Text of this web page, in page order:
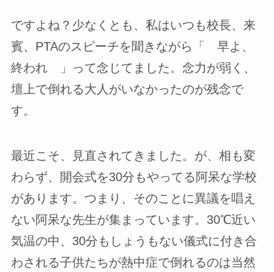
ですよね？少なくとも、私はいつも校長、来
賓、PTAのスピーチを聞きながら「 早よ、
終われ 」って念じてました。念力が弱く、
壇上で倒れる大人がいなかったのが残念で
す。
最近こそ、見直されてきました。が、相も変
わらず、開会式を30分もやってる阿呆な学校
があります。つまり、そのことに異議を唱え
ない阿呆な先生が集まっています。30℃近い
気温の中、30分もしょうもない儀式に付き合
わされる子供たちが熱中症で倒れるのは当然